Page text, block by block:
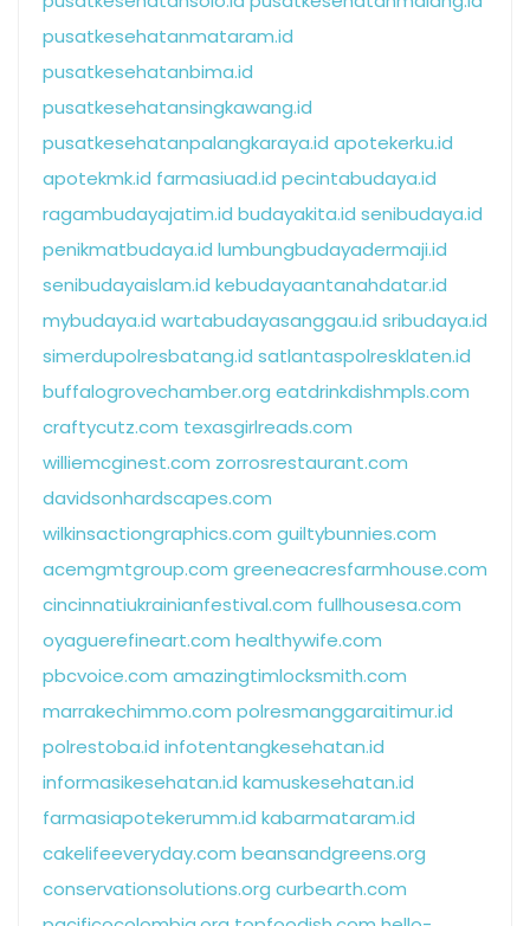
pusatkesehatanmataram.id
pusatkesehatanbima.id
pusatkesehatansingkawang.id
pusatkesehatanpalangkaraya.id apotekerku.id
apotekmk.id farmasiuad.id pecintabudaya.id
ragambudayajatim.id budayakita.id senibudaya.id
penikmatbudaya.id lumbungbudayadermaji.id
senibudayaislam.id kebudayaantanahdatar.id
mybudaya.id wartabudayasanggau.id sribudaya.id
simerdupolresbatang.id satlantaspolresklaten.id
buffalogrovechamber.org eatdrinkdishmpls.com
craftycutz.com texasgirlreads.com
williemcginest.com zorrosrestaurant.com
davidsonhardscapes.com
wilkinsactiongraphics.com guiltybunnies.com
acemgmtgroup.com greeneacresfarmhouse.com
cincinnatiukrainianfestival.com fullhousesa.com
oyaguerefineart.com healthywife.com
pbcvoice.com amazingtimlocksmith.com
marrakechimmo.com polresmanggaraitimur.id
polrestoba.id infotentangkesehatan.id
informasikesehatan.id kamuskesehatan.id
farmasiapotekerumm.id kabarmataram.id
cakelifeeveryday.com beansandgreens.org
conservationsolutions.org curbearth.com